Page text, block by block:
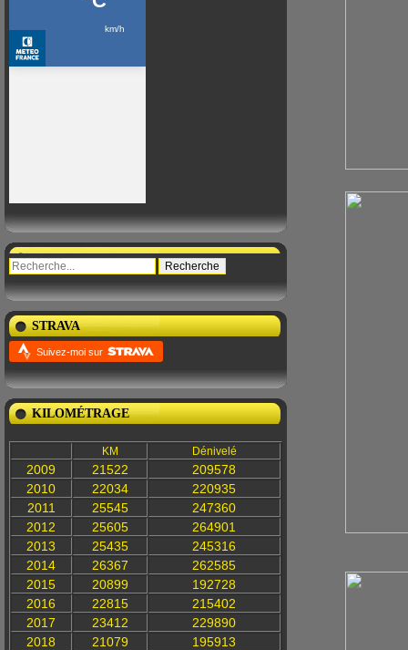
STRAVA
Suivez-moi sur
KILOMÉTRAGE
KM Dénivelé
2009 21522
209578
2010
22034
220935
2011
25545
247360
2012
25605
264901
2013
25435
245316
2014
26367
262585
2015
20899
192728
2016
22815
215402
2017
23412
229890
2018
21079
195913